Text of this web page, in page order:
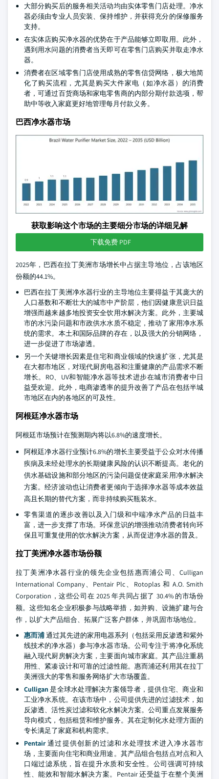
大部分购买后的服务相关活动均由实体零售门店处理。净水
器必须由专业人员安装、保持维护，并获得充分的保修服务
支持。
在实体店购买净水器的优势在于产品能够立即取用。此外，
遇到用水问题的消费者当天即可在零售门店购买并取走净水
器。
消费者在区域零售门店使用成熟的零售信贷网络，极大地简
化了购买流程，尤其是购买大件家电（如净水器）的消费
者，可通过百货商场和家电零售商的内部分期付款选项，帮
助中等收入家庭更好地管理每月付款义务。
巴西净水器市场
获取影响这个市场的主要细分市场的详细见解
下载免费 PDF
2025年，巴西在拉丁美洲市场增长中占据主导地位，占该地区
份额的44.1%。
巴西在拉丁美洲净水器行业的主导地位主要得益于其庞大的
人口基数和不断壮大的城市中产阶层，他们因健康意识日益
增强而越来越多地投资安全饮用水解决方案。此外，主要城
市的水污染问题和市政供水水质不稳定，推动了家用净水系
统的需求。本土和国际品牌的存在，以及强大的分销网络，
进一步促进了市场渗透。
另一个关键增长因素是住宅和商业领域的快速扩张，尤其是
在大都市地区，对现代厨房电器和注重健康的产品需求不断
增长。RO、UV和智能净水器等技术进步在城市消费者中日
益受欢迎。此外，电商渗透率的提升改善了产品在包括半城
市地区在内的各地区的可及性。
阿根廷净水器市场
阿根廷市场预计在预测期内将以6.8%的速度增长。
阿根廷净水器行业预计6.8%的增长主要受益于公众对水传播
疾病及未经处理水的长期健康风险的认识不断提高。老化的
供水基础设施和部分地区的污染问题促使家庭采用净水解决
方案。经济波动也让消费者更倾向于选择净水器等成本效益
高且长期的替代方案，而非持续购买瓶装水。
零售渠道的逐步改善以及入门级和中端净水产品的日益丰
富，进一步支撑了市场。环保意识的增强推动消费者转向环
保且可重复使用的饮水解决方案，从而促进净水器的普及。
拉丁美洲净水器市场份额
拉丁美洲净水器行业的领先企业包括惠而浦公司、Culligan
International Company、Pentair Plc、Rotoplas 和 A.O. Smith
Corporation，这些公司在 2025 年共同占据了 30.4% 的市场份
额。这些知名企业积极参与战略举措，如并购、设施扩建与合
作，以扩大产品组合、拓展广泛客户群体，并巩固市场地位。
惠而浦通过其先进的家用电器系列（包括采用反渗透和紫外
线技术的净水器）参与净水器市场。公司专注于将净化系统
融入现代厨房解决方案，主要面向城市家庭。其产品注重易
用性、紧凑设计和可靠的过滤性能。惠而浦还利用其在拉丁
美洲强大的零售和服务网络扩大市场覆盖。
Culligan 是全球水处理解决方案领导者，提供住宅、商业和
工业净水系统。在该市场中，公司提供先进的过滤技术，如
反渗透、活性炭过滤和软化水解决方案。公司重点发展服务
导向模式，包括租赁和维护服务。其在定制化水处理方面的
专长满足了家庭和机构需求。
Pentair通过提供创新的过滤和水处理技术进入净水器市
场，主要面向住宅和商业用途。其产品组合包括点对点和入
口端过滤系统，旨在提升水质和安全性。公司强调可持续
性、能效和智能水解决方案。Pentair 还受益于在整个美洲